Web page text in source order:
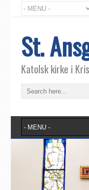
St.
Katolsk kirke i